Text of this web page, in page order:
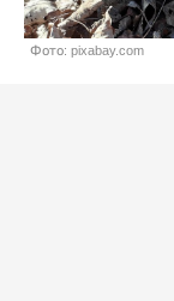
Фото: pixabay.com